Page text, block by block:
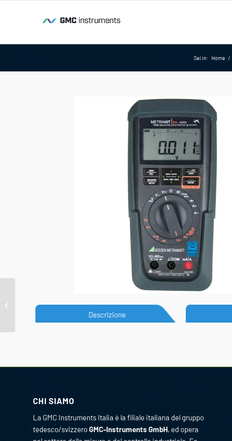
Sei in: Home /
Descrizione
CHI SIAMO
La GMC Instruments Italia è la filiale italiana del gruppo
tedesco/svizzeroGMC-Instruments GmbH, ed opera
LINAX 4000L